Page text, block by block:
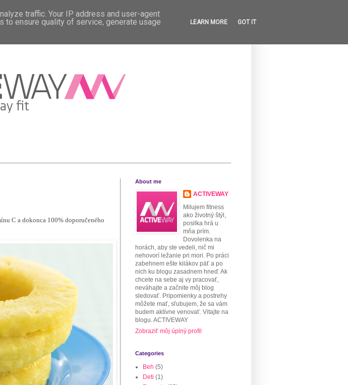
C a dokonca 100% doporučeného
About me
ACTIVEWAY
Milujem fitness
ako životný štýl,
posilka hrá u
mňa prím.
Dovolenka na
horách, aby ste vedeli, nič mi
nehovorí ležanie pri mori. Po práci
zabehnem ešte kilákov päť a po
nich ku blogu zasadnem hneď. Ak
chcete na sebe aj vy pracovať,
neváhajte a začnite môj blog
sledovať. Pripomienky a postrehy
môžete mať, sľubujem, že sa vám
budem aktívne venovať. Vitajte na
blogu. ACTIVEWAY
Zobraziť môj úplný profil
Categories
Beh (5)
Deti (1)
traffic. Your IP address and user-agent
to ensure quality of service, generate usage
LEARN MORE GOT IT